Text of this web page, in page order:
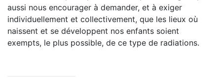
aussi nous encourager à demander, et à exiger
individuellement et collectivement, que les lieux où
naissent et se développent nos enfants soient
exempts, le plus possible, de ce type de radiations.